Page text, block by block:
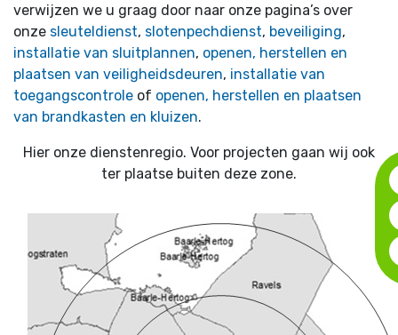
verwijzen we u graag door naar onze pagina’s over
onze sleuteldienst, slotenpechdienst, beveiliging,
installatie van sluitplannen, openen, herstellen en
plaatsen van veiligheidsdeuren, installatie van
toegangscontrole of openen, herstellen en plaatsen
van brandkasten en kluizen.
Hier onze dienstenregio. Voor projecten gaan wij ook
ter plaatse buiten deze zone.